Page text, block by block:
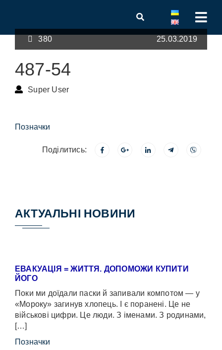
380 25.03.2019
487-54
Super User
Позначки
Поділитись:
АКТУАЛЬНІ НОВИНИ
ЕВАКУАЦІЯ = ЖИТТЯ. ДОПОМОЖИ КУПИТИ
ЙОГО
Поки ми доїдали паски й запивали компотом — у
«Мороку» загинув хлопець. І є поранені. Це не
військові цифри. Це люди. З іменами. З родинами,
[…]
Позначки